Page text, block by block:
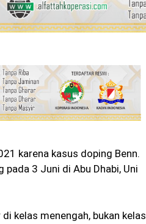
karena kasus doping Benn.
3 Juni di Abu Dhabi, Uni
di kelas menengah, bukan kelas